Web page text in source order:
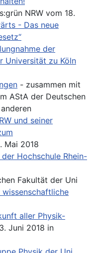
NRW vom 18.
- Das neue
der
Universität zu Köln
- zusammen mit
AStA der Deutschen
und seiner
Mai 2018
Hochschule Rhein-
Fakultät der Uni
wissenschaftliche
aller Physik-
Juni 2018 in